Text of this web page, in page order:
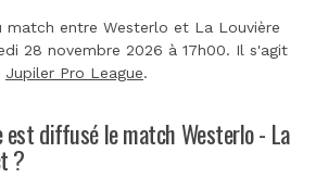
match entre Westerlo et La Louvière
28 novembre 2026 à 17h00. Il s'agit
Jupiler Pro League.
est diffusé le match Westerlo - La
?